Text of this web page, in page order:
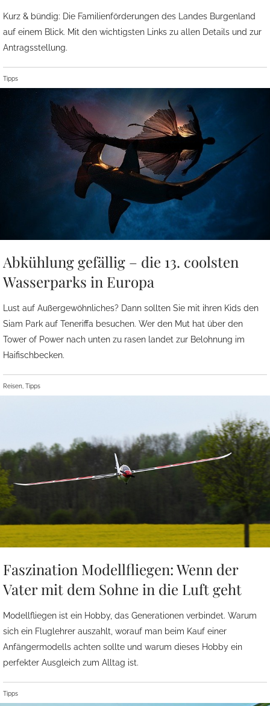
Kurz & bündig: Die Familienförderungen des Landes Burgenland
auf einem Blick. Mit den wichtigsten Links zu allen Details und zur
Antragsstellung.
Tipps
Abkühlung gefällig – die 13. coolsten
Wasserparks in Europa
Lust auf Außergewöhnliches? Dann sollten Sie mit ihren Kids den
Siam Park auf Teneriffa besuchen. Wer den Mut hat über den
Tower of Power nach unten zu rasen landet zur Belohnung im
Haifischbecken.
Reisen, Tipps
Faszination Modellfliegen: Wenn der
Vater mit dem Sohne in die Luft geht
Modellfliegen ist ein Hobby, das Generationen verbindet. Warum
sich ein Fluglehrer auszahlt, worauf man beim Kauf einer
Anfängermodells achten sollte und warum dieses Hobby ein
perfekter Ausgleich zum Alltag ist.
Tipps